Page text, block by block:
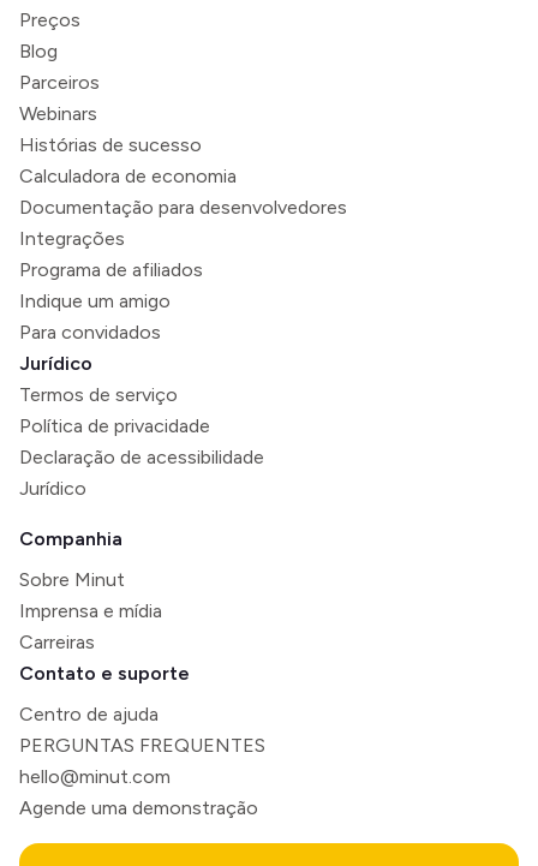
Preços
Blog
Parceiros
Webinars
Histórias de sucesso
Calculadora de economia
Documentação para desenvolvedores
Integrações
Programa de afiliados
Indique um amigo
Para convidados
Jurídico
Termos de serviço
Política de privacidade
Declaração de acessibilidade
Jurídico
Companhia
Sobre Minut
Imprensa e mídia
Carreiras
Contato e suporte
Centro de ajuda
PERGUNTAS FREQUENTES
hello@minut.com
Agende uma demonstração